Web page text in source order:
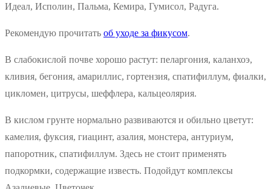
Идеал, Исполин, Пальма, Кемира, Гумисол, Радуга.
Рекомендую прочитать об уходе за фикусом.
В слабокислой почве хорошо растут: пеларгония, каланхоэ,
кливия, бегония, амариллис, гортензия, спатифиллум, фиалки,
цикломен, цитрусы, шеффлера, кальцеолярия.
В кислом грунте нормально развиваются и обильно цветут:
камелия, фуксия, гиацинт, азалия, монстера, антуриум,
папоротник, спатифиллум. Здесь не стоит применять
подкормки, содержащие известь. Подойдут комплексы